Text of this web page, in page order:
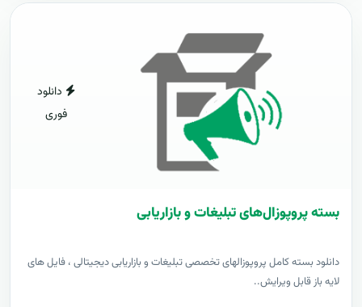
دانلود
فوری
بسته پروپوزال‌های تبلیغات و بازاریابی
دانلود بسته کامل پروپوزالهای تخصصی تبلیغات و بازاریابی دیجیتالی ، فایل های
لایه باز قابل ویرایش..